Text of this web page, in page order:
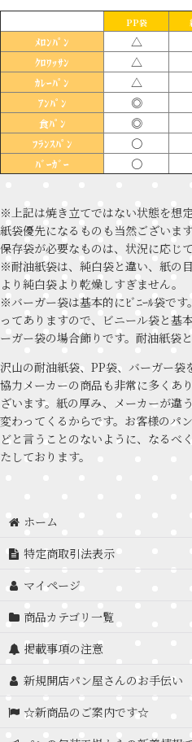
PP袋
ﾒﾛﾝﾊﾟﾝ △
ｸﾛﾜｯｻﾝ △
ｶﾚｰﾊﾟﾝ △
ｱﾝﾊﾟﾝ ◎
食ﾊﾟﾝ ◎
ﾌﾗﾝｽﾊﾟﾝ 〇
ﾊﾞｰｶﾞｰ 〇
※上記は焼き立てではない状態を想
紙袋優先になるものも当然ございま
保存袋が必要なものは、状況に応じ
※耐油紙袋は、純白袋と違い、紙の
より純白袋より乾燥しすぎません。
※バーガー袋は基本的にﾋﾞﾆｰﾙ袋で
ってありますので、ビニール袋と基
ーガー袋の場合飾りです。耐油紙袋
沢山の耐油紙袋、PP袋、バーガー袋
協力メーカーの商品も非常に多くあ
ざいます。紙の厚み、メーカーが違
変わってくるからです。お客様のパ
どと言うことのないように、なるべ
たしております。
ホーム
特定商取引法表示
マイページ
商品カテゴリ一覧
掲載事項の注意
新規開店パン屋さんのお手伝い
☆新商品のご案内です☆